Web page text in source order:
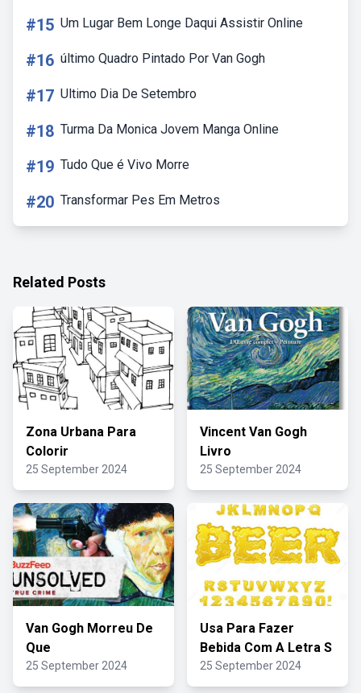
#15 Um Lugar Bem Longe Daqui Assistir Online
#16 último Quadro Pintado Por Van Gogh
#17 Ultimo Dia De Setembro
#18 Turma Da Monica Jovem Manga Online
#19 Tudo Que é Vivo Morre
#20 Transformar Pes Em Metros
Related Posts
Zona Urbana Para
Colorir
25 September 2024
Vincent Van Gogh
Livro
25 September 2024
Van Gogh Morreu De
Que
25 September 2024
Usa Para Fazer
Bebida Com A Letra S
25 September 2024